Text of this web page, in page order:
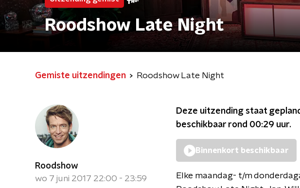
Roodshow Late Night
Gemiste uitzendingen Roodshow Late Night
Roodshow
wo 7 juni 2017 22:00 - 23:59
Deze uitzending staat
beschikbaar rond 00:29 uur.
Binnenkort beschikbaar
Elke maandag- t/m